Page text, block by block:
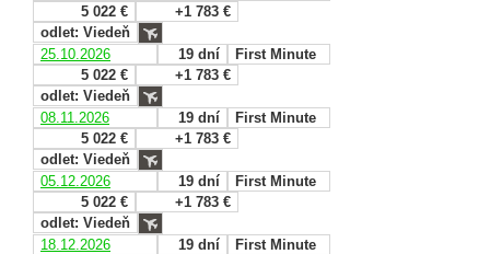
5 022 €
+1 783 €
odlet: Viedeň
25.10.2026
19 dní
First Minute
5 022 €
+1 783 €
odlet: Viedeň
08.11.2026
19 dní
First Minute
5 022 €
+1 783 €
odlet: Viedeň
05.12.2026
19 dní
First Minute
5 022 €
+1 783 €
odlet: Viedeň
18.12.2026
19 dní
First Minute